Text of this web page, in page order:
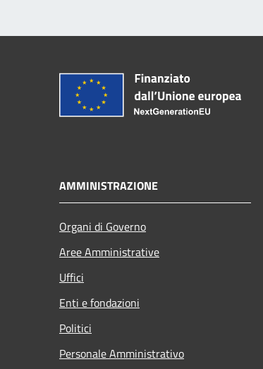
AMMINISTRAZIONE
Organi di Governo
Aree Amministrative
Uffici
Enti e fondazioni
Politici
Personale Amministrativo